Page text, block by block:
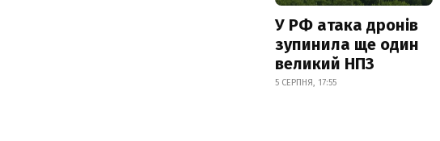
У РФ атака дронів
зупинила ще один
великий НПЗ
5 СЕРПНЯ, 17:55